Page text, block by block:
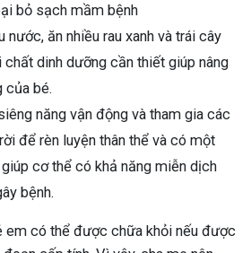
bỏ sạch mầm bệnh
nước, ăn nhiều rau xanh và trái cây
dinh dưỡng cần thiết giúp nâng
của bé.
năng vận động và tham gia các
để rèn luyện thân thể và có một
cơ thể có khả năng miễn dịch
bệnh.
em có thể được chữa khỏi nếu được